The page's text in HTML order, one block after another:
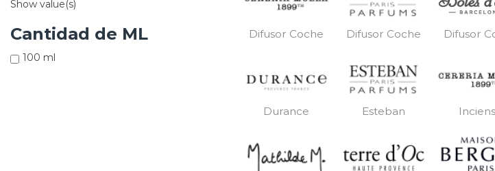
Difusor Coche Difusor Coche Difusor
Durance Esteban
Show value(s)
Cantidad de ML
100 ml